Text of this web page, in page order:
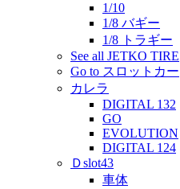
1/10
1/8 バギー
1/8 トラギー
See all JETKO TIRE
Go to スロットカー
カレラ
DIGITAL 132
GO
EVOLUTION
DIGITAL 124
Ｄslot43
車体